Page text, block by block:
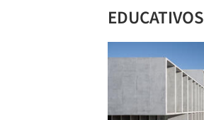
EDUCATIVOS